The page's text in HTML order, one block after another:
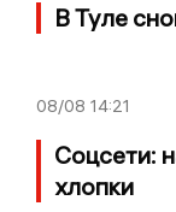
В Туле
08/08 14:21
Соцсети:
хлопки